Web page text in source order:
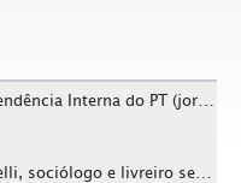
do PT (jornal Em Tempo)
a ditadura militar ([Minas Gerais?], Data desconhecida).